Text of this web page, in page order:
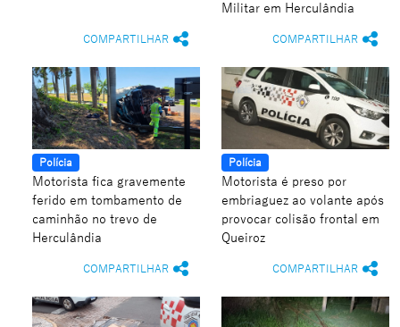
COMPARTILHAR
Militar em Herculândia
COMPARTILHAR
Polícia
Motorista fica gravemente
ferido em tombamento de
caminhão no trevo de
Herculândia
COMPARTILHAR
Polícia
Motorista é preso por
embriaguez ao volante após
provocar colisão frontal em
Queiroz
COMPARTILHAR